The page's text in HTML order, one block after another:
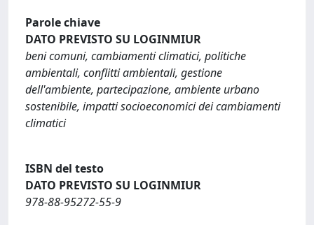
Parole chiave
DATO PREVISTO SU LOGINMIUR
beni comuni, cambiamenti climatici, politiche
ambientali, conflitti ambientali, gestione
dell'ambiente, partecipazione, ambiente urbano
sostenibile, impatti socioeconomici dei cambiamenti
climatici
ISBN del testo
DATO PREVISTO SU LOGINMIUR
978-88-95272-55-9